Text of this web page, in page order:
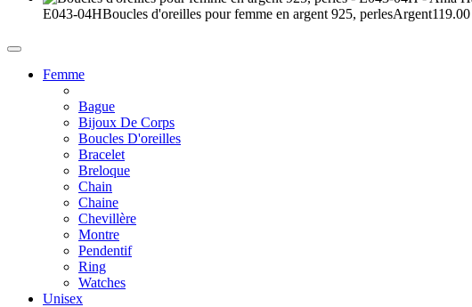
E043-04HBoucles d'oreilles pour femme en argent 925, perlesArgent
Femme
Bague
Bijoux De Corps
Boucles D'oreilles
Bracelet
Breloque
Chain
Chaine
Chevillère
Montre
Pendentif
Ring
Watches
Unisex